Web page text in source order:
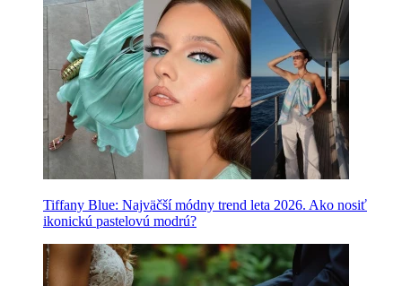
Tiffany Blue: Najväčší módny trend leta 2026. Ako nosiť
ikonickú pastelovú modrú?